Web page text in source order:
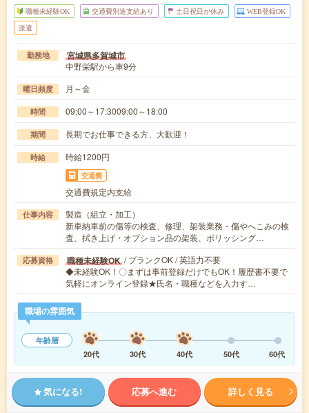
職種未経験OK 交通費別途支給あり 土日祝日が休み WEB登録OK
派遣
勤務地 宮城県多賀城市
中野栄駅から車9分
曜日頻度 月～金
時間 09:00～17:3009:00～18:00
期間 長期でお仕事できる方、大歓迎！
時給 時給1200円
交通費
交通費規定内支給
仕事内容
製造（組立・加工）
新車納車前の傷等の検査、修理、架装業務・傷やへこみの検
査、拭き上げ・オプション品の架装、ポリッシング…
応募資格 職種未経験OK / ブランクOK / 英語力不要
◆未経験OK！〇まずは事前登録だけでもOK！履歴書不要で
気軽にオンライン登録★氏名・職種などを入力す…
職場の雰囲気
年齢層
20代
30代 40代 50代 60代
気になる! 応募へ進む 詳しく見る